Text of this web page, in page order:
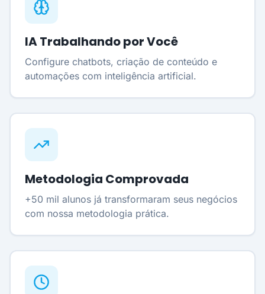
IA Trabalhando por Você
Configure chatbots, criação de conteúdo e
automações com inteligência artificial.
Metodologia Comprovada
+50 mil alunos já transformaram seus negócios
com nossa metodologia prática.